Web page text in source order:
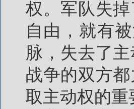
权。军队失
自由，就有
脉，失去了
战争的双方
取主动权的重